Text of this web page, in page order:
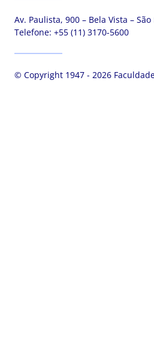
Av. Paulista, 900 – Bela Vista – São
Telefone: +55 (11) 3170-5600
© Copyright 1947 - 2026